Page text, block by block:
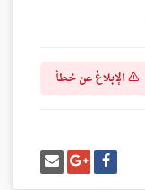
الإبلاغ عن خطأ
شارك
على
فيسبوك
شارك
على
غوغل
إرسل
إيميل